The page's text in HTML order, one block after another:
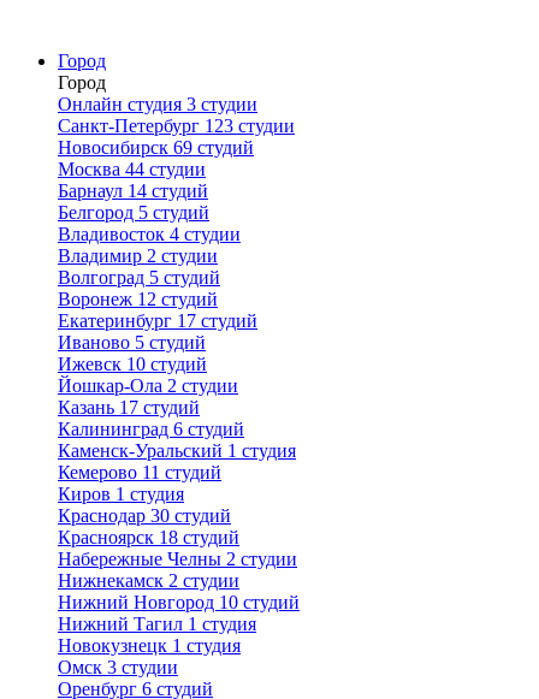
Город
Город
Онлайн студия 3 студии
Санкт-Петербург 123 студии
Новосибирск 69 студий
Москва 44 студии
Барнаул 14 студий
Белгород 5 студий
Владивосток 4 студии
Владимир 2 студии
Волгоград 5 студий
Воронеж 12 студий
Екатеринбург 17 студий
Иваново 5 студий
Ижевск 10 студий
Йошкар-Ола 2 студии
Казань 17 студий
Калининград 6 студий
Каменск-Уральский 1 студия
Кемерово 11 студий
Киров 1 студия
Краснодар 30 студий
Красноярск 18 студий
Набережные Челны 2 студии
Нижнекамск 2 студии
Нижний Новгород 10 студий
Нижний Тагил 1 студия
Новокузнецк 1 студия
Омск 3 студии
Оренбург 6 студий